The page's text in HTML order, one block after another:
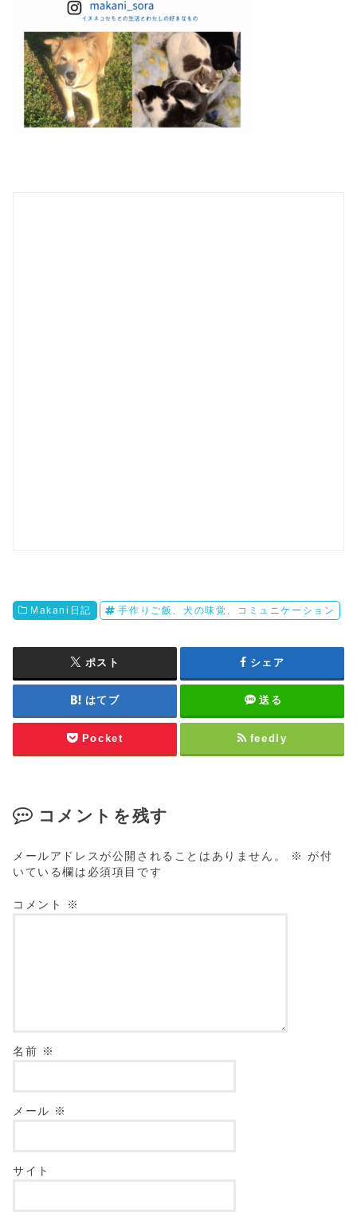
Makani日記 手作りご飯、犬の味覚、コミュニケーション
ポスト シェア
はてブ 送る
Pocket feedly
コメントを残す
メールアドレスが公開されることはありません。 ※ が付
いている欄は必須項目です
コメント ※
名前 ※
メール ※
サイト